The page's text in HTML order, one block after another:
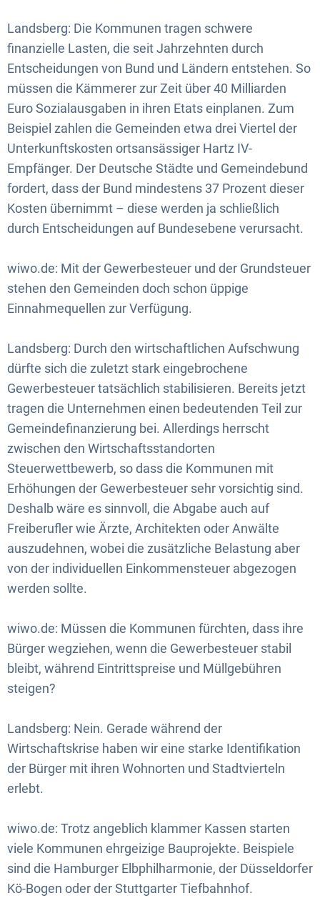
Landsberg: Die Kommunen tragen schwere
finanzielle Lasten, die seit Jahrzehnten durch
Entscheidungen von Bund und Ländern entstehen. So
müssen die Kämmerer zur Zeit über 40 Milliarden
Euro Sozialausgaben in ihren Etats einplanen. Zum
Beispiel zahlen die Gemeinden etwa drei Viertel der
Unterkunftskosten ortsansässiger Hartz IV-
Empfänger. Der Deutsche Städte und Gemeindebund
fordert, dass der Bund mindestens 37 Prozent dieser
Kosten übernimmt – diese werden ja schließlich
durch Entscheidungen auf Bundesebene verursacht.
wiwo.de: Mit der Gewerbesteuer und der Grundsteuer
stehen den Gemeinden doch schon üppige
Einnahmequellen zur Verfügung.
Landsberg: Durch den wirtschaftlichen Aufschwung
dürfte sich die zuletzt stark eingebrochene
Gewerbesteuer tatsächlich stabilisieren. Bereits jetzt
tragen die Unternehmen einen bedeutenden Teil zur
Gemeindefinanzierung bei. Allerdings herrscht
zwischen den Wirtschaftsstandorten
Steuerwettbewerb, so dass die Kommunen mit
Erhöhungen der Gewerbesteuer sehr vorsichtig sind.
Deshalb wäre es sinnvoll, die Abgabe auch auf
Freiberufler wie Ärzte, Architekten oder Anwälte
auszudehnen, wobei die zusätzliche Belastung aber
von der individuellen Einkommensteuer abgezogen
werden sollte.
wiwo.de: Müssen die Kommunen fürchten, dass ihre
Bürger wegziehen, wenn die Gewerbesteuer stabil
bleibt, während Eintrittspreise und Müllgebühren
steigen?
Landsberg: Nein. Gerade während der
Wirtschaftskrise haben wir eine starke Identifikation
der Bürger mit ihren Wohnorten und Stadtvierteln
erlebt.
wiwo.de: Trotz angeblich klammer Kassen starten
viele Kommunen ehrgeizige Bauprojekte. Beispiele
sind die Hamburger Elbphilharmonie, der Düsseldorfer
Kö-Bogen oder der Stuttgarter Tiefbahnhof.